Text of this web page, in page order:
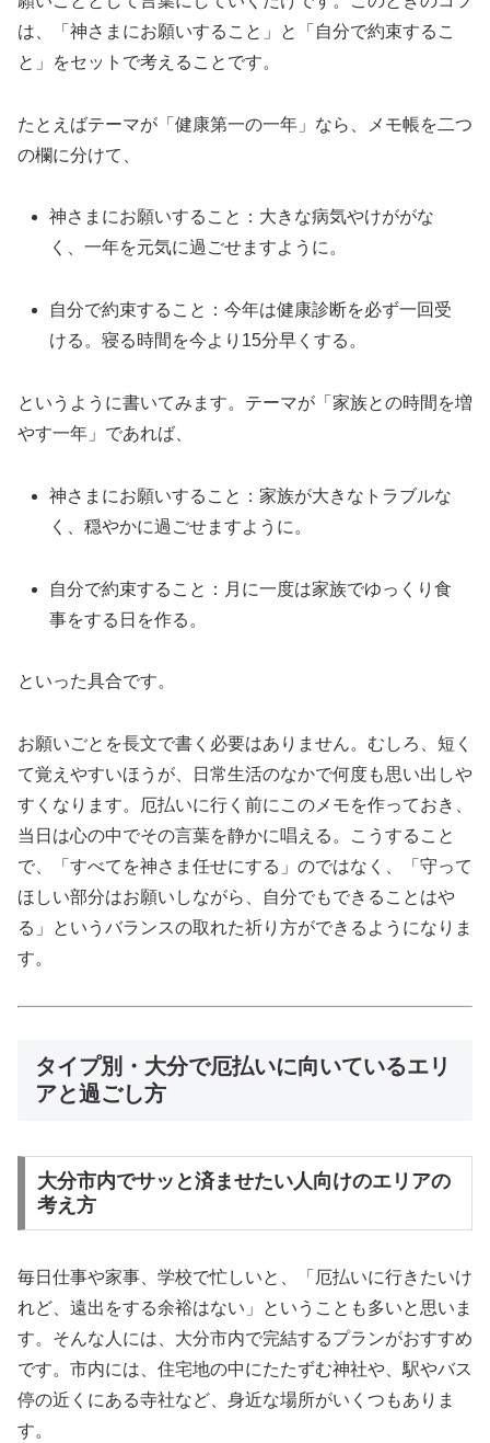
は、「神さまにお願いすること」と「自分で約束するこ
と」をセットで考えることです。
たとえばテーマが「健康第一の一年」なら、メモ帳を二つ
の欄に分けて、
神さまにお願いすること：大きな病気やけががな
く、一年を元気に過ごせますように。
自分で約束すること：今年は健康診断を必ず一回受
ける。寝る時間を今より15分早くする。
というように書いてみます。テーマが「家族との時間を増
やす一年」であれば、
神さまにお願いすること：家族が大きなトラブルな
く、穏やかに過ごせますように。
自分で約束すること：月に一度は家族でゆっくり食
事をする日を作る。
といった具合です。
お願いごとを長文で書く必要はありません。むしろ、短く
て覚えやすいほうが、日常生活のなかで何度も思い出しや
すくなります。厄払いに行く前にこのメモを作っておき、
当日は心の中でその言葉を静かに唱える。こうすること
で、「すべてを神さま任せにする」のではなく、「守って
ほしい部分はお願いしながら、自分でもできることはや
る」というバランスの取れた祈り方ができるようになりま
す。
タイプ別・大分で厄払いに向いているエリ
アと過ごし方
大分市内でサッと済ませたい人向けのエリアの
考え方
毎日仕事や家事、学校で忙しいと、「厄払いに行きたいけ
れど、遠出をする余裕はない」ということも多いと思いま
す。そんな人には、大分市内で完結するプランがおすすめ
です。市内には、住宅地の中にたたずむ神社や、駅やバス
停の近くにある寺社など、身近な場所がいくつもありま
す。